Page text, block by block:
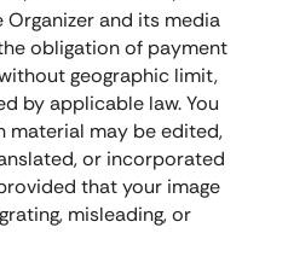
and its media
obligation of payment
geographic limit,
by applicable law. You
material may be edited,
or incorporated
that your image
misleading, or